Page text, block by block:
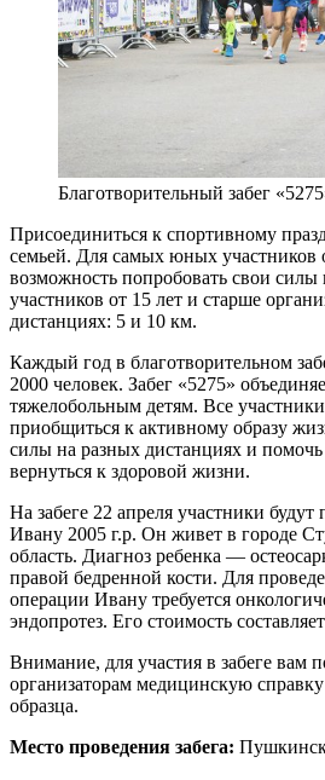
Благотворительный забег
Присоединиться к спортивному
семьей. Для самых юных участников
возможность попробовать свои силы
участников от 15 лет и старше
дистанциях: 5 и 10 км.
Каждый год в благотворительном
2000 человек. Забег «5275»
тяжелобольным детям. Все
приобщиться к активному образу
силы на разных дистанциях и
вернуться к здоровой жизни.
На забеге 22 апреля участники
Ивану 2005 г.р. Он живет в городе
область. Диагноз ребенка —
правой бедренной кости. Для
операции Ивану требуется
эндопротез. Его стоимость
Внимание, для участия в забеге вам
организаторам медицинскую
образца.
Место проведения забега: